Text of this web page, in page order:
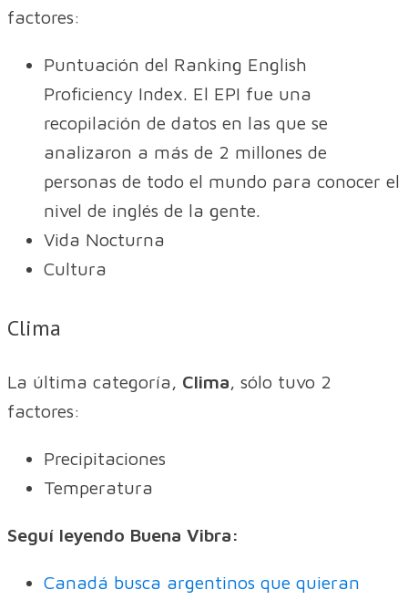
factores:
Puntuación del Ranking English
Proficiency Index. El EPI fue una
recopilación de datos en las que se
analizaron a más de 2 millones de
personas de todo el mundo para conocer el
nivel de inglés de la gente.
Vida Nocturna
Cultura
Clima
La última categoría, Clima, sólo tuvo 2
factores:
Precipitaciones
Temperatura
Seguí leyendo Buena Vibra:
Canadá busca argentinos que quieran